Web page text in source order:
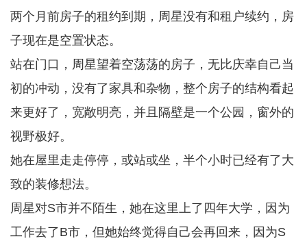
两个月前房子的租约到期，周星没有和租户续约，房
子现在是空置状态。
站在门口，周星望着空荡荡的房子，无比庆幸自己当
初的冲动，没有了家具和杂物，整个房子的结构看起
来更好了，宽敞明亮，并且隔壁是一个公园，窗外的
视野极好。
她在屋里走走停停，或站或坐，半个小时已经有了大
致的装修想法。
周星对S市并不陌生，她在这里上了四年大学，因为
工作去了B市，但她始终觉得自己会再回来，因为S